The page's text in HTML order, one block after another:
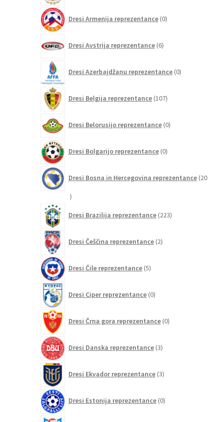
Dresi Armenija reprezentance 0izdelkov
Dresi Avstrija reprezentance 6izdelkov
Dresi Azerbajdžanu reprezentance 0izdelkov
Dresi Belgija reprezentance 107izdelkov
Dresi Belorusijo reprezentance 0izdelkov
Dresi Bolgarijo reprezentance 0izdelkov
Dresi Bosna in Hercegovina reprezentance 20
20
Dresi Brazilija reprezentance 223izdelkov
Dresi Češčina reprezentance 2izdelka
Dresi Čile reprezentance 5izdelkov
Dresi Ciper reprezentance 0izdelkov
Dresi Črna gora reprezentance 0izdelkov
Dresi Danska reprezentance 3izdelki
Dresi Ekvador reprezentance 3izdelki
Dresi Estonija reprezentance 0izdelkov